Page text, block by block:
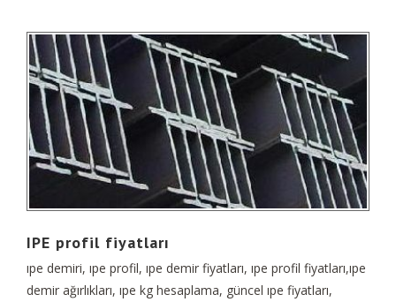
IPE profil fiyatları
ıpe demiri, ıpe profil, ıpe demir fiyatları, ıpe profil fiyatları,ıpe
demir ağırlıkları, ıpe kg hesaplama, güncel ıpe fiyatları,